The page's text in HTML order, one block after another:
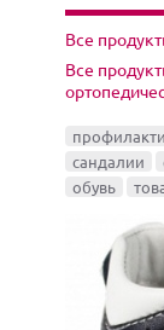
Все
Все
сандалии
обувь